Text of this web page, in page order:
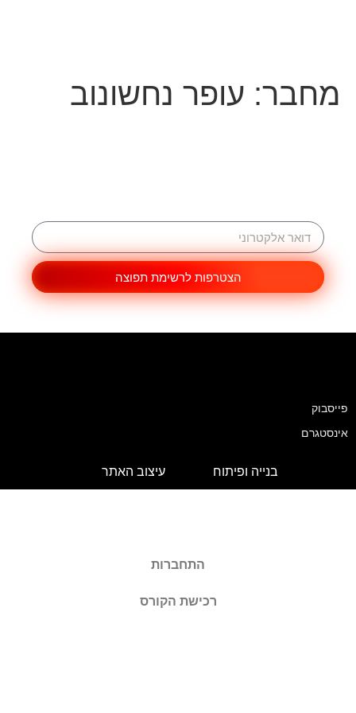
מחבר: עופר נחשונוב
הצטרפות לרשימת תפוצה
פייסבוק
אינסטגרם
בנייה ופיתוח עיצוב האתר
התחברות
רכישת הקורס